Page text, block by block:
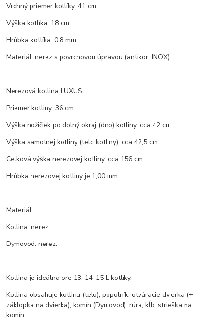
Vrchný priemer kotlíky: 41 cm.
Výška kotlíka: 18 cm.
Hrúbka kotlíka: 0,8 mm.
Materiál: nerez s povrchovou úpravou (antikor, INOX).
Nerezová kotlina LUXUS
Priemer kotliny: 36 cm.
Výška nožičiek po dolný okraj (dno) kotliny: cca 42 cm.
Výška samotnej kotliny (telo kotliny): cca 42,5 cm.
Celková výška nerezovej kotliny: cca 156 cm.
Hrúbka nerezovej kotliny je 1,00 mm.
Materiál
Kotlina: nerez.
Dymovod: nerez.
Kotlina je ideálna pre 13, 14, 15 L kotlíky.
Kotlina obsahuje kotlinu (telo), popolník, otváracie dvierka (+
záklopka na dvierka), komín (Dymovod): rúra, kĺb, strieška na
komín.